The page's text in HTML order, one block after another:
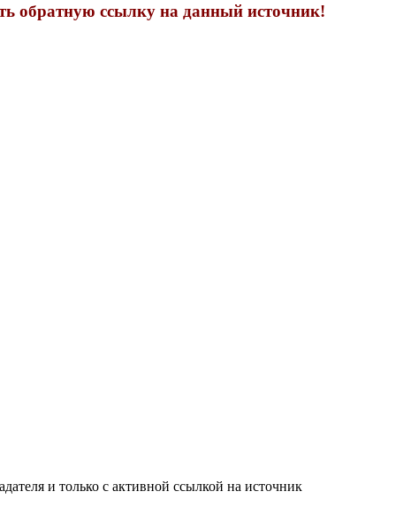
обратную ссылку на данный источник!
и только с активной ссылкой на источник